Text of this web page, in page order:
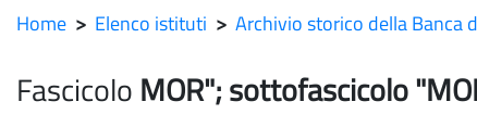
Home > Elenco istituti > Archivio storico della Banca
Fascicolo MOR"; sottofascicolo